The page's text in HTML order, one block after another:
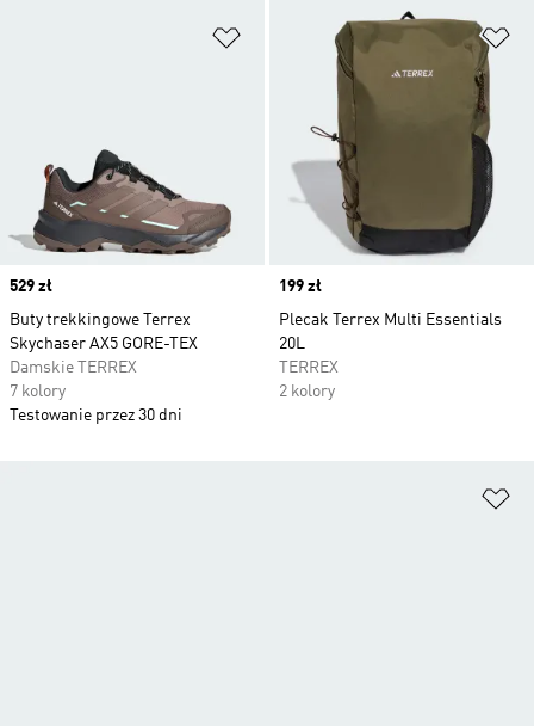
Dodaj do listy życzeń
Price
529 zł
Buty trekkingowe Terrex
Skychaser AX5 GORE-TEX
Damskie TERREX
7 kolory
Testowanie przez 30 dni
Price
199 zł
Plecak Terrex Multi Essentials
20L
TERREX
2 kolory